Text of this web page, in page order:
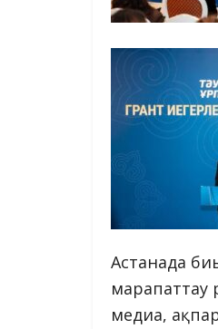
Астанада
марапаттау
медиа,